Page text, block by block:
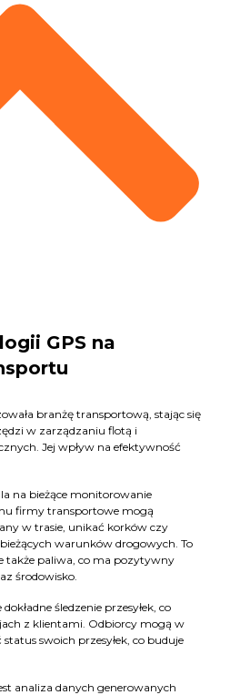
GPS na
branżę transportową, stając się
w zarządzaniu flotą i
Jej wpływ na efektywność
na bieżące monitorowanie
firmy transportowe mogą
w trasie, unikać korków czy
warunków drogowych. To
także paliwa, co ma pozytywny
środowisko.
śledzenie przesyłek, co
z klientami. Odbiorcy mogą w
swoich przesyłek, co buduje
analiza danych generowanych